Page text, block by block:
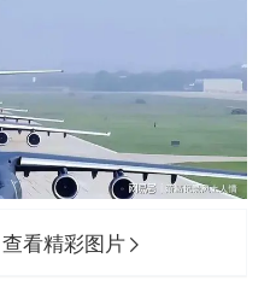
看精彩图片